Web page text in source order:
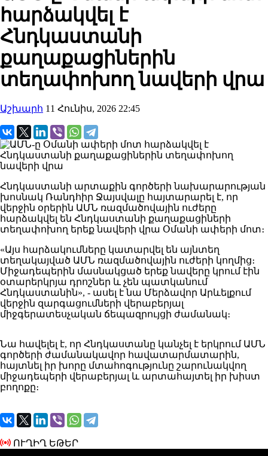
հարձակվել է
Հնդկաստանի
քաղաքացիներին
տեղափոխող նավերի վրա
Աշխարհ 11 Հունիս, 2026 22:45
Հնդկաստանի արտաքին գործերի նախարարության
խոսնակ Ռանդհիր Ջայսվալը հայտարարել է, որ
վերջին օրերին ԱՄՆ ռազմածովային ուժերը
հարձակվել են Հնդկաստանի քաղաքացիների
տեղափոխող երեք նավերի վրա Օմանի ափերի մոտ։
«Այս հարձակումները կատարվել են այնտեղ
տեղակայված ԱՄՆ ռազմածովային ուժերի կողմից։
Միջադեպերին մասնակցած երեք նավերը կրում էին
օտարերկրյա դրոշներ և չեն պատկանում
Հնդկաստանին», - ասել է նա Մերձավոր Արևելքում
վերջին զարգացումների վերաբերյալ
միջգերատեսչական ճեպազրույցի ժամանակ։
Նա հավելել է, որ Հնդկաստանը կանչել է երկրում ԱՄՆ
գործերի ժամանակավոր հավատարմատարին,
հայտնել իր խորը մտահոգությունը շարունակվող
միջադեպերի վերաբերյալ և արտահայտել իր խիստ
բողոքը։
ՈՒՂԻՂ ԵԹԵՐ